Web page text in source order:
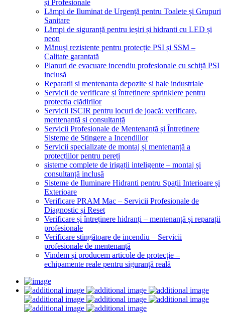
și Profesionale
Lămpi de Iluminat de Urgență pentru Toalete și Grupuri
Sanitare
Lămpi de siguranță pentru ieșiri și hidranti cu LED și
neon
Mănuși rezistente pentru protecție PSI și SSM –
Calitate garantată
Planuri de evacuare incendiu profesionale cu schiță PSI
inclusă
Reparatii si mentenanta depozite si hale industriale
Servicii de verificare și întreținere sprinklere pentru
protecția clădirilor
Servicii ISCIR pentru locuri de joacă: verificare,
mentenanță și consultanță
Servicii Profesionale de Mentenanță și Întreținere
Sisteme de Stingere a Incendiilor
Servicii specializate de montaj și mentenanță a
protecțiilor pentru pereți
sisteme complete de irigații inteligente – montaj și
consultanță inclusă
Sisteme de Iluminare Hidranti pentru Spații Interioare și
Exterioare
Verificare PRAM Mac – Servicii Profesionale de
Diagnostic și Reset
Verificare și întreținere hidranți – mentenanță și reparații
profesionale
Verificare stingătoare de incendiu – Servicii
profesionale de mentenanță
Vindem și producem articole de protecție –
echipamente reale pentru siguranță reală